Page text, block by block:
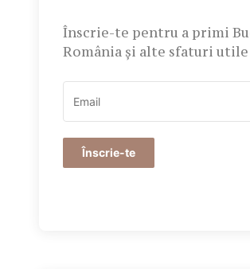
Înscrie-te pentru a primi
România și alte sfaturi
Înscrie-te